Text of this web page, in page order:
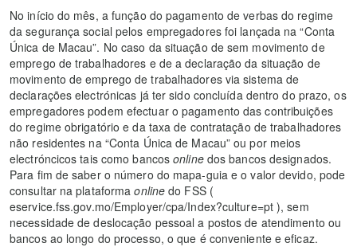
No início do mês, a função do pagamento de verbas do regime
da segurança social pelos empregadores foi lançada na “Conta
Única de Macau”. No caso da situação de sem movimento de
emprego de trabalhadores e de a declaração da situação de
movimento de emprego de trabalhadores via sistema de
declarações electrónicas já ter sido concluída dentro do prazo, os
empregadores podem efectuar o pagamento das contribuições
do regime obrigatório e da taxa de contratação de trabalhadores
não residentes na “Conta Única de Macau” ou por meios
electróncicos tais como bancosonlinedos bancos designados.
Para fim de saber o número do mapa-guia e o valor devido, pode
consultar na plataformaonline do FSS (
eservice.fss.gov.mo/Employer/cpa/Index?culture=pt ), sem
necessidade de deslocação pessoal a postos de atendimento ou
bancos ao longo do processo, o que é conveniente e eficaz.